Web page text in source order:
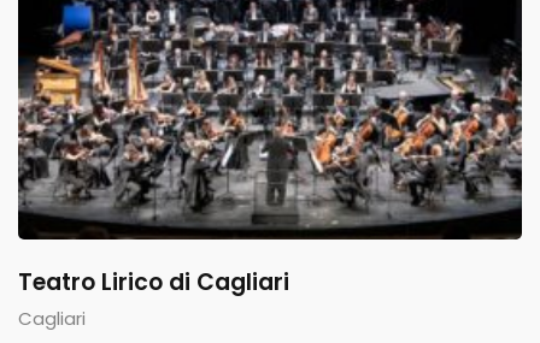
Teatro Lirico di Cagliari
Cagliari